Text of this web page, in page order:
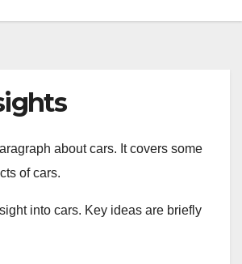
about cars. It covers some
of cars.
into cars. Key ideas are briefly